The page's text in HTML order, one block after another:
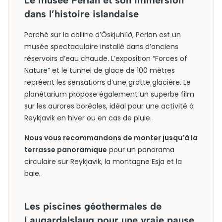
dans l’histoire islandaise
Perché sur la colline d’Öskjuhlíð, Perlan est un
musée spectaculaire installé dans d’anciens
réservoirs d’eau chaude. L’exposition “Forces of
Nature” et le tunnel de glace de 100 mètres
recréent les sensations d’une grotte glacière. Le
planétarium propose également un superbe film
sur les aurores boréales, idéal pour une activité à
Reykjavik en hiver ou en cas de pluie.
Nous vous recommandons de monter jusqu’à la
terrasse panoramique pour un panorama
circulaire sur Reykjavik, la montagne Esja et la
baie.
Les piscines géothermales de